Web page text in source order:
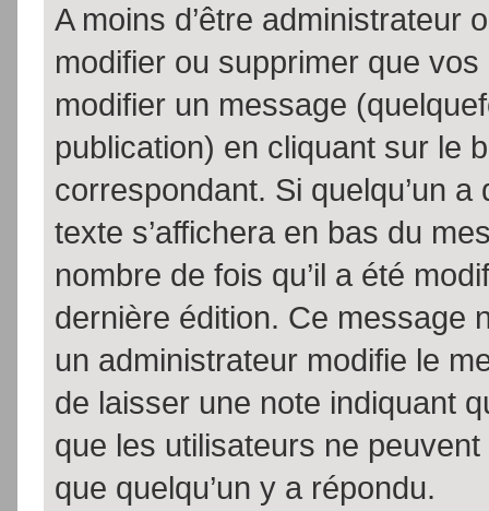
A moins d’être administrateur
modifier ou supprimer que
modifier un message
publication) en cliquant sur le
correspondant. Si quelqu’un
texte s’affichera en bas du
nombre de fois qu’il a été
dernière édition. Ce message
un administrateur modifie le
de laisser une note indiquant
que les utilisateurs ne
que quelqu’un y a répondu.